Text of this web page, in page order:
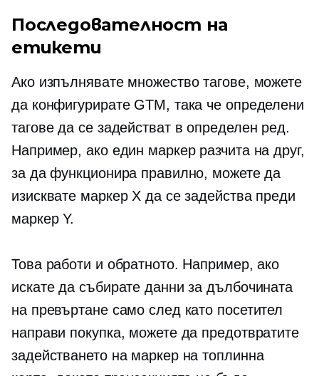
Последователност на
етикети
Ако изпълнявате множество тагове, можете
да конфигурирате GTM, така че определени
тагове да се задействат в определен ред.
Например, ако един маркер разчита на друг,
за да функционира правилно, можете да
изисквате маркер X да се задейства преди
маркер Y.
Това работи и обратното. Например, ако
искате да събирате данни за дълбочината
на превъртане само след като посетител
направи покупка, можете да предотвратите
задействането на маркер на топлинна